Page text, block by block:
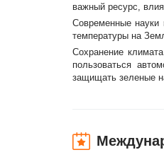
важный ресурс,
Современные науки
температуры на
Сохранение
пользоваться
защищать зеленые